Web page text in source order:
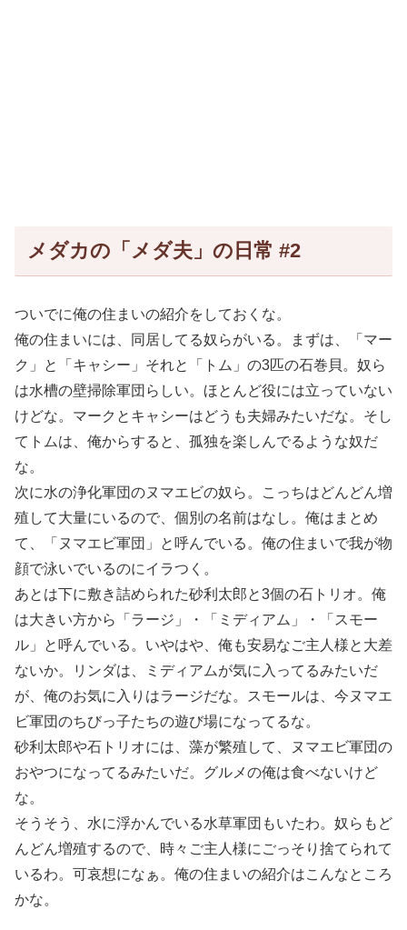
メダカの「メダ夫」の日常 #2
ついでに俺の住まいの紹介をしておくな。
俺の住まいには、同居してる奴らがいる。まずは、「マー
ク」と「キャシー」それと「トム」の3匹の石巻貝。奴ら
は水槽の壁掃除軍団らしい。ほとんど役には立っていない
けどな。マークとキャシーはどうも夫婦みたいだな。そし
てトムは、俺からすると、孤独を楽しんでるような奴だ
な。
次に水の浄化軍団のヌマエビの奴ら。こっちはどんどん増
殖して大量にいるので、個別の名前はなし。俺はまとめ
て、「ヌマエビ軍団」と呼んでいる。俺の住まいで我が物
顔で泳いでいるのにイラつく。
あとは下に敷き詰められた砂利太郎と3個の石トリオ。俺
は大きい方から「ラージ」・「ミディアム」・「スモー
ル」と呼んでいる。いやはや、俺も安易なご主人様と大差
ないか。リンダは、ミディアムが気に入ってるみたいだ
が、俺のお気に入りはラージだな。スモールは、今ヌマエ
ビ軍団のちびっ子たちの遊び場になってるな。
砂利太郎や石トリオには、藻が繁殖して、ヌマエビ軍団の
おやつになってるみたいだ。グルメの俺は食べないけど
な。
そうそう、水に浮かんでいる水草軍団もいたわ。奴らもど
んどん増殖するので、時々ご主人様にごっそり捨てられて
いるわ。可哀想になぁ。俺の住まいの紹介はこんなところ
かな。